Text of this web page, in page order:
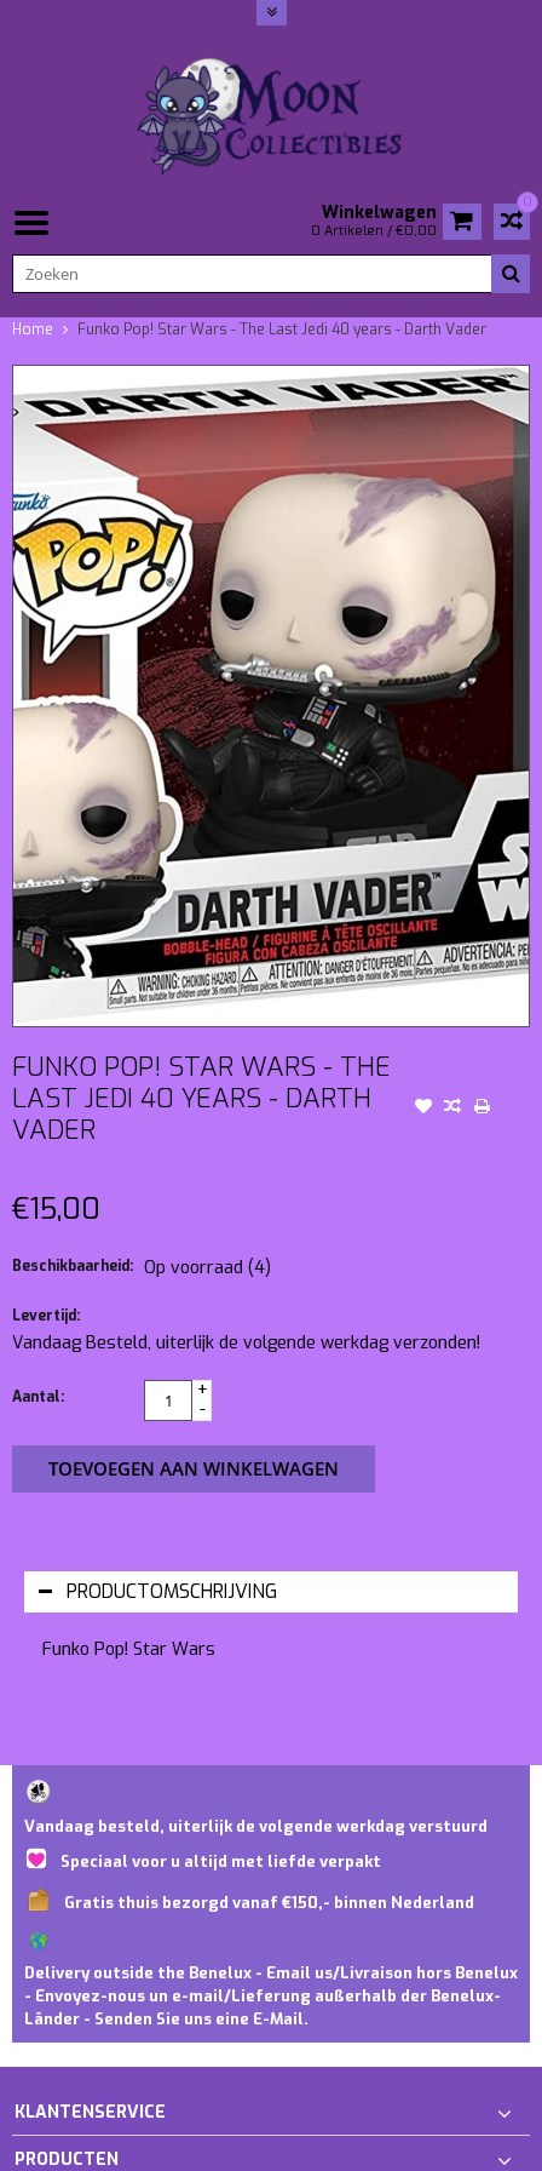
0
Winkelwagen
0 Artikelen / €0,00
Home Funko Pop! Star Wars - The Last Jedi 40 years - Darth Vader
FUNKO POP! STAR WARS - THE
LAST JEDI 40 YEARS - DARTH
VADER
€15,00
Beschikbaarheid: Op voorraad (4)
Levertijd:
Vandaag Besteld, uiterlijk de volgende werkdag verzonden!
Aantal:
+
-
TOEVOEGEN AAN WINKELWAGEN
PRODUCTOMSCHRIJVING
Funko Pop! Star Wars
Vandaag besteld, uiterlijk de volgende werkdag verstuurd
Speciaal voor u altijd met liefde verpakt
Gratis thuis bezorgd vanaf €150,- binnen Nederland
Delivery outside the Benelux - Email us/Livraison hors Benelux
- Envoyez-nous un e-mail/Lieferung außerhalb der Benelux-
Länder - Senden Sie uns eine E-Mail.
KLANTENSERVICE
PRODUCTEN